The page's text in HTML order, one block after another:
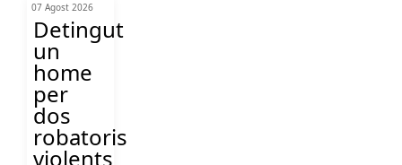
07 Agost 2026
Detingut
un
home
per
dos
robatoris
violents